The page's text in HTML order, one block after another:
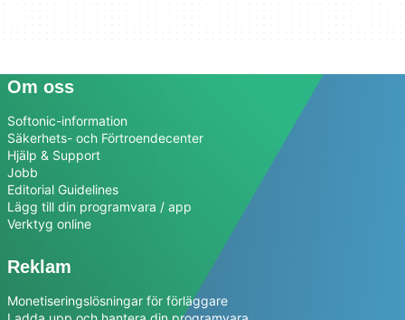
Om oss
Softonic-information
Säkerhets- och Förtroendecenter
Hjälp & Support
Jobb
Editorial Guidelines
Lägg till din programvara / app
Verktyg online
Reklam
Monetiseringslösningar för förläggare